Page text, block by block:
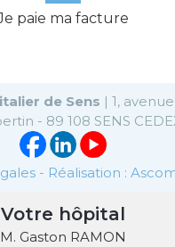
paie ma facture
de Sens | 1,
- 89 108 SENS
- Réalisation :
Votre hôpital
M. Gaston RAMON